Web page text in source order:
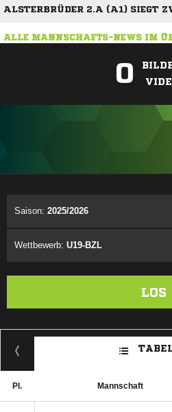
ALSTERBRÜDER 2.A (A1) SIEGT
ALLE MANNSCHAFTS-NEWS IM
0
Saison: 2025/2026
Wettbewerb: U19-BZL
LOS
Pl. Mannschaft